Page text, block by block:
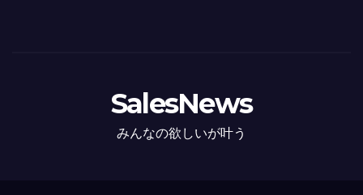
SalesNews
みんなの欲しいが叶う